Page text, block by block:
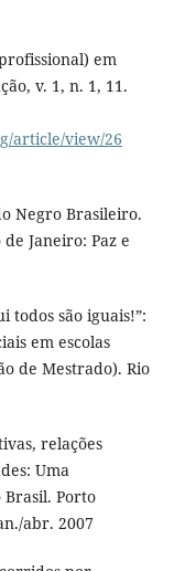
em
v. 1, n. 1, 11.
article/view/26
Negro Brasileiro.
Janeiro: Paz e
todos são iguais!”:
em escolas
de Mestrado). Rio
relações
Uma
Brasil. Porto
abr. 2007